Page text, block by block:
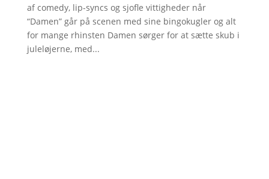
af comedy, lip-syncs og sjofle vittigheder når
“Damen” går på scenen med sine bingokugler og alt
for mange rhinsten Damen sørger for at sætte skub i
juleløjerne, med...